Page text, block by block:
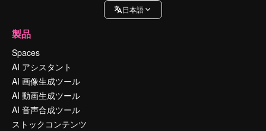
日本語
製品
Spaces
AI アシスタント
AI 画像生成ツール
AI 動画生成ツール
AI 音声合成ツール
ストックコンテンツ